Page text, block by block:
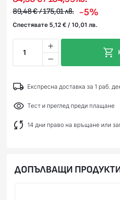
89,48 € / 175,01 лв. -5%
Спестявате 5,12 € / 10,01 лв.
1
Експресна доставка за 1 раб.
Тест и преглед преди плащане
14 дни право на връщане или
ДОПЪЛВАЩИ